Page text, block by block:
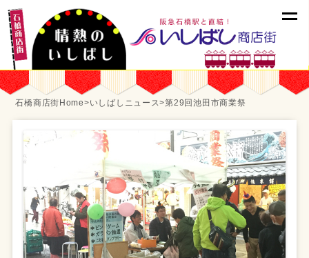
石橋商店街Home>いしばしニュース>第29回池田市商業祭